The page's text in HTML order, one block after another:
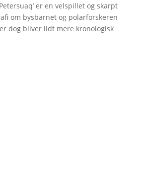
er en velspillet og skarpt
om bysbarnet og polarforskeren
dog bliver lidt mere kronologisk